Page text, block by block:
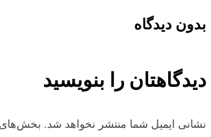
بدون دیدگاه
دیدگاهتان را بنویسید
نشانی ایمیل شما منتشر نخواهد شد. بخش‌های